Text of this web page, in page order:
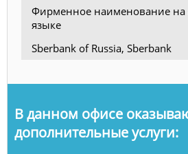
Фирменное наименование на
языке
Sberbank of Russia, Sberbank
В данном офисе
дополнительные услуги: